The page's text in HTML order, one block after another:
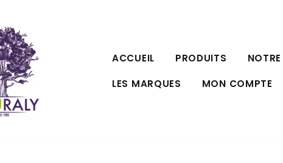
ACCUEIL PRODUITS
LES MARQUES
MON COMPTE